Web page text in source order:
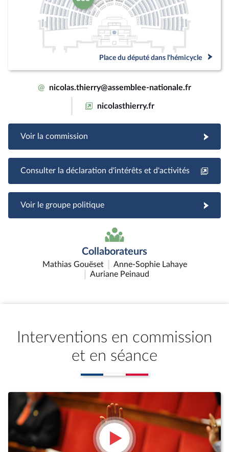
Place du député dans l'hémicycle
@ nicolas.thierry@assemblee-nationale.fr
nicolasthierry.fr
Voir la commission
Consulter la déclaration d'intérêts et d'activités
Voir le groupe politique
Collaborateurs
Mathias Gouëset
Anne-Sophie Lahaye
Auriane Peinaud
Interventions en commission
et en séance